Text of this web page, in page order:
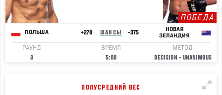
ПОБЕДА
ПОЛЬША +270 ШАНСЫ -375
НОВАЯ
ЗЕЛАНДИЯ
РАУНД
3
ВРЕМЯ
5:00
МЕТОД
DECISION - UNANIMOUS
ПОЛУСРЕДНИЙ ВЕС